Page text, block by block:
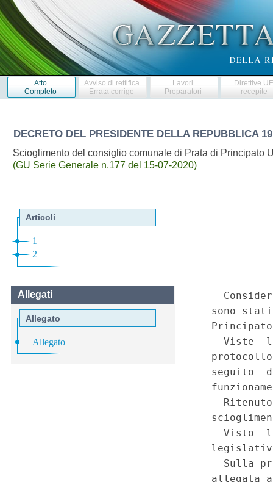
Atto
Completo
Avviso di rettifica
Errata corrige
Lavori
Preparatori
Direttive
recepite
DECRETO DEL PRESIDENTE DELLA REPUBBLICA
Scioglimento del consiglio comunale di Prata di Principato
(GU Serie Generale n.177 del 15-07-2020)